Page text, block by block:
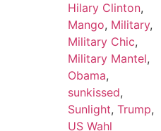
Hilary Clinton,
Mango, Military,
Military Chic,
Military Mantel,
Obama,
sunkissed,
Sunlight, Trump,
US Wahl